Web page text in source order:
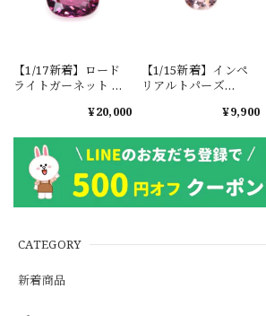
CATEGORY
新着商品
【1/17新着】ロード
ライトガーネット タ
1.601ct【ソーティン
¥20,000
【1/15新着】インペ
リアルトパーズ
¥9,900